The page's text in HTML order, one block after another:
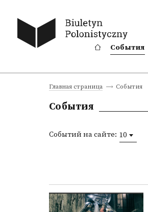
События
Главная страница События
События
Событий на сайте: 10